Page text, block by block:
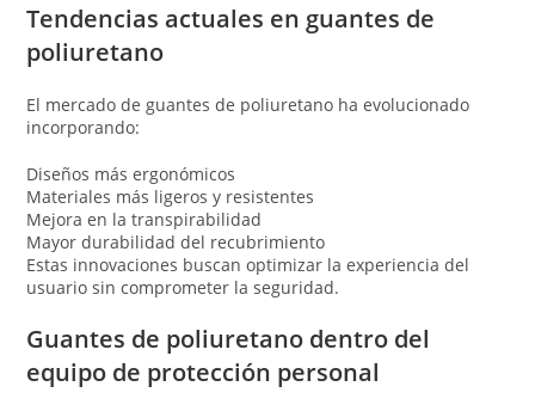
Tendencias actuales en guantes de
poliuretano
El mercado de guantes de poliuretano ha evolucionado
incorporando:
Diseños más ergonómicos
Materiales más ligeros y resistentes
Mejora en la transpirabilidad
Mayor durabilidad del recubrimiento
Estas innovaciones buscan optimizar la experiencia del
usuario sin comprometer la seguridad.
Guantes de poliuretano dentro del
equipo de protección personal